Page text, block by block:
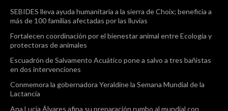
SEBIDES lleva ayuda humanitaria a la sierra de Choix; beneficia a
más de 100 familias afectadas por las lluvias
Fortalecen coordinación por el bienestar animal entre Ecología y
protectoras de animales
Escuadrón de Salvamento Acuático pone a salvo a tres bañistas
en dos intervenciones
Conmemora la gobernadora Yeraldine la Semana Mundial de la
Lactancia
Ana Lucía Álvares afina su preparación rumbo al mundial con